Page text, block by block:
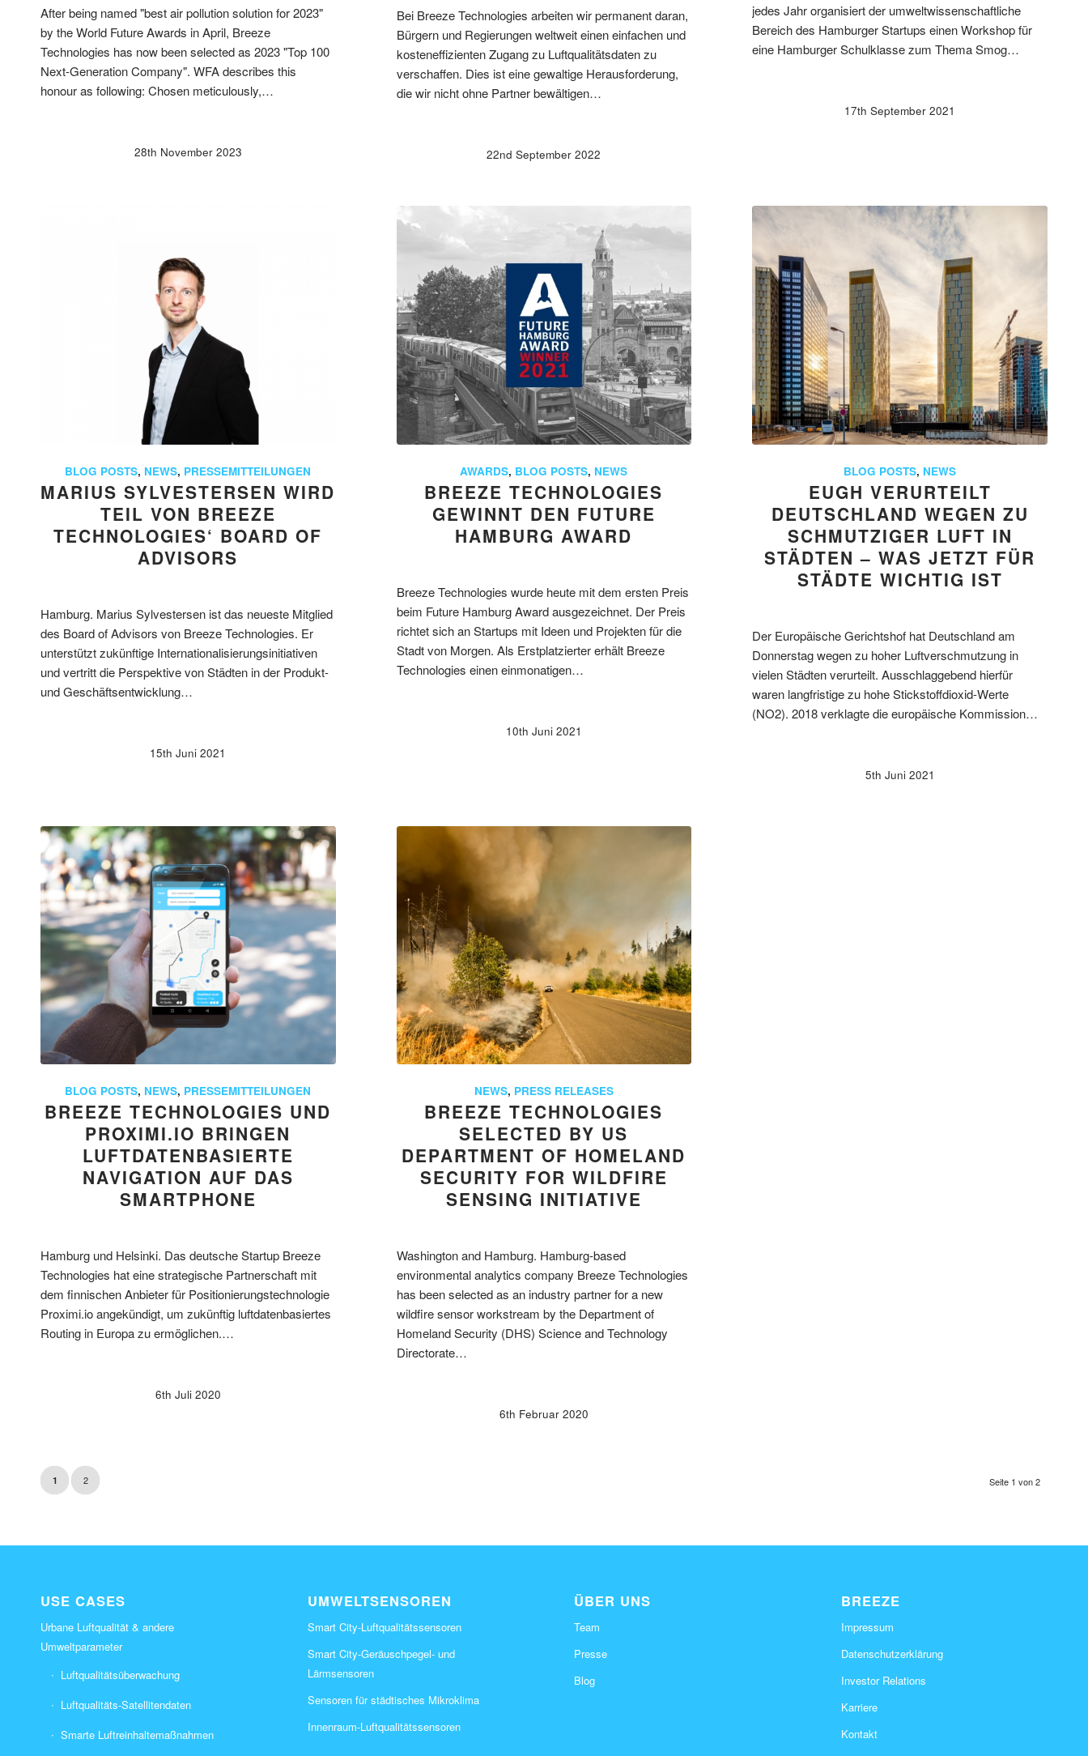
After being named "best air pollution solution for 2023"
by the World Future Awards in April, Breeze
Technologies has now been selected as 2023 "Top 100
Next-Generation Company". WFA describes this
honour as following: Chosen meticulously,…
28th November 2023
Bei Breeze Technologies arbeiten wir permanent daran,
Bürgern und Regierungen weltweit einen einfachen und
kosteneffizienten Zugang zu Luftqualitätsdaten zu
verschaffen. Dies ist eine gewaltige Herausforderung,
die wir nicht ohne Partner bewältigen…
22nd September 2022
jedes Jahr organisiert der umweltwissenschaftliche
Bereich des Hamburger Startups einen Workshop für
eine Hamburger Schulklasse zum Thema Smog…
17th September 2021
BLOG POSTS, NEWS, PRESSEMITTEILUNGEN
MARIUS SYLVESTERSEN WIRD
TEIL VON BREEZE
TECHNOLOGIES‘ BOARD OF
ADVISORS
Hamburg. Marius Sylvestersen ist das neueste Mitglied
des Board of Advisors von Breeze Technologies. Er
unterstützt zukünftige Internationalisierungsinitiativen
und vertritt die Perspektive von Städten in der Produkt-
und Geschäftsentwicklung…
15th Juni 2021
AWARDS, BLOG POSTS, NEWS
BREEZE TECHNOLOGIES
GEWINNT DEN FUTURE
HAMBURG AWARD
Breeze Technologies wurde heute mit dem ersten Preis
beim Future Hamburg Award ausgezeichnet. Der Preis
richtet sich an Startups mit Ideen und Projekten für die
Stadt von Morgen. Als Erstplatzierter erhält Breeze
Technologies einen einmonatigen…
10th Juni 2021
BLOG POSTS, NEWS
EUGH VERURTEILT
DEUTSCHLAND WEGEN ZU
SCHMUTZIGER LUFT IN
STÄDTEN – WAS JETZT FÜR
STÄDTE WICHTIG IST
Der Europäische Gerichtshof hat Deutschland am
Donnerstag wegen zu hoher Luftverschmutzung in
vielen Städten verurteilt. Ausschlaggebend hierfür
waren langfristige zu hohe Stickstoffdioxid-Werte
(NO2). 2018 verklagte die europäische Kommission…
5th Juni 2021
BLOG POSTS, NEWS, PRESSEMITTEILUNGEN
BREEZE TECHNOLOGIES UND
PROXIMI.IO BRINGEN
LUFTDATENBASIERTE
NAVIGATION AUF DAS
SMARTPHONE
Hamburg und Helsinki. Das deutsche Startup Breeze
Technologies hat eine strategische Partnerschaft mit
dem finnischen Anbieter für Positionierungstechnologie
Proximi.io angekündigt, um zukünftig luftdatenbasiertes
Routing in Europa zu ermöglichen.…
6th Juli 2020
NEWS, PRESS RELEASES
BREEZE TECHNOLOGIES
SELECTED BY US
DEPARTMENT OF HOMELAND
SECURITY FOR WILDFIRE
SENSING INITIATIVE
Washington and Hamburg. Hamburg-based
environmental analytics company Breeze Technologies
has been selected as an industry partner for a new
wildfire sensor workstream by the Department of
Homeland Security (DHS) Science and Technology
Directorate…
6th Februar 2020
Seite 1 von 2
1 2
USE CASES
Urbane Luftqualität & andere
Umweltparameter
Luftqualitätsüberwachung
Luftqualitäts-Satellitendaten
Smarte Luftreinhaltemaßnahmen
UMWELTSENSOREN
Smart City-Luftqualitätssensoren
Smart City-Geräuschpegel- und
Lärmsensoren
Sensoren für städtisches Mikroklima
Innenraum-Luftqualitätssensoren
ÜBER UNS
Team
Presse
Blog
BREEZE
Impressum
Datenschutzerklärung
Investor Relations
Karriere
Kontakt